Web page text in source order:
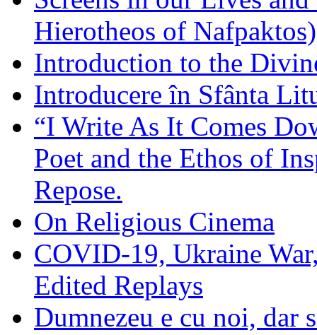
Hierotheos of Nafpaktos)
Introduction to the
Introducere în Sfânta
“I Write As It Comes
Poet and the Ethos of
Repose.
On Religious Cinema
COVID-19, Ukraine
Edited Replays
Dumnezeu e cu noi, dar